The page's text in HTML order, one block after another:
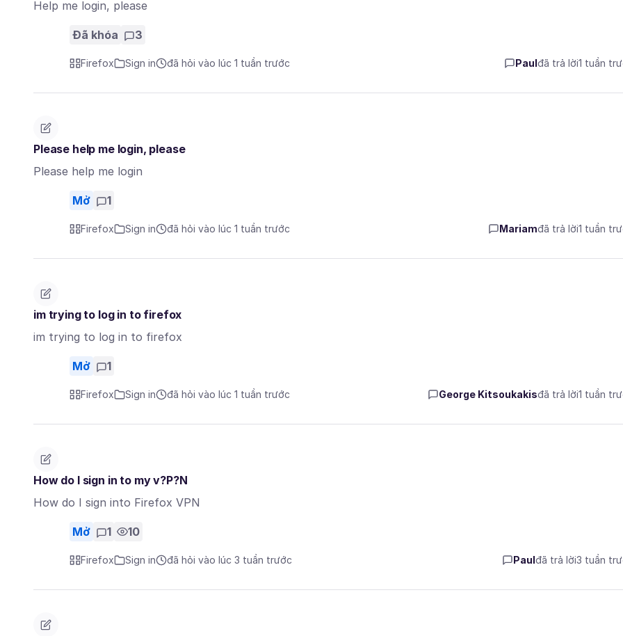
Help me login, please
Đã khóa 3
Firefox Sign in đã hỏi vào lúc 1 tuần trước Paulđã trả lời1 tuần
Please help me login, please
Please help me login
Mở 1
Firefox Sign in đã hỏi vào lúc 1 tuần trước Mariamđã trả lời1 tuần
im trying to log in to firefox
im trying to log in to firefox
Mở 1
Firefox Sign in đã hỏi vào lúc 1 tuần trước George Kitsoukakisđã trả lời1 tuần
How do I sign in to my v?P?N
How do I sign into Firefox VPN
Mở 1 10
Firefox Sign in đã hỏi vào lúc 3 tuần trước Paulđã trả lời3 tuần